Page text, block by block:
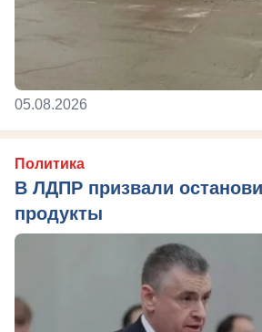
05.08.2026
Политика
В ЛДПР призвали
продукты